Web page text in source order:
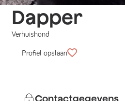
Dapper
Verhuishond
Profiel opslaan
Contactgegevens